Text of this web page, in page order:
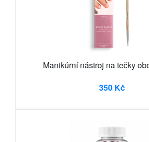
Manikúrní nástroj na tečky
350 Kč